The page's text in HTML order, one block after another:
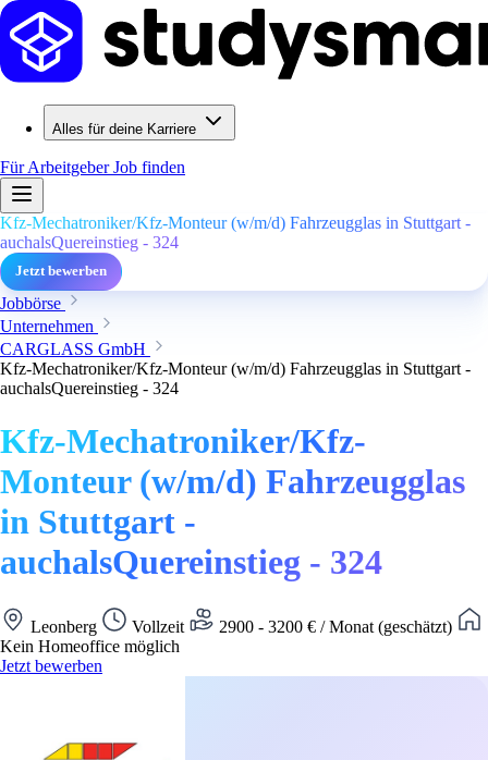
Alles für deine Karriere
Für ArbeitgeberJob finden
Kfz-Mechatroniker/Kfz-Monteur (w/m/d) Fahrzeugglas in Stuttgart -
auchalsQuereinstieg - 324
Jetzt bewerben
Jobbörse
Unternehmen
CARGLASS GmbH
Kfz-Mechatroniker/Kfz-Monteur (w/m/d) Fahrzeugglas in Stuttgart -
auchalsQuereinstieg - 324
Kfz-Mechatroniker/Kfz-
Monteur (w/m/d) Fahrzeugglas
in Stuttgart -
auchalsQuereinstieg - 324
Leonberg Vollzeit
2900 - 3200 € / Monat (geschätzt)
Kein Homeoffice möglich
Jetzt bewerben